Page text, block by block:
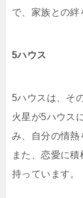
で、家族との絆
5ハウス
5ハウスは、そ
火星が5ハウス
み、自分の情熱
また、恋愛に
持っています。